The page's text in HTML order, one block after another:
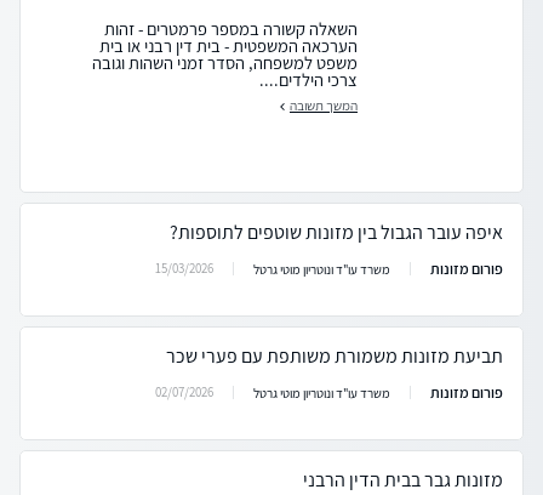
השאלה קשורה במספר פרמטרים - זהות
הערכאה המשפטית - בית דין רבני או בית
משפט למשפחה, הסדר זמני השהות וגובה
צרכי הילדים....
המשך תשובה
איפה עובר הגבול בין מזונות שוטפים לתוספות?
פורום מזונות משרד עו"ד ונוטריון מוטי גרטל 15/03/2026
תביעת מזונות משמורת משותפת עם פערי שכר
פורום מזונות משרד עו"ד ונוטריון מוטי גרטל 02/07/2026
מזונות גבר בבית הדין הרבני